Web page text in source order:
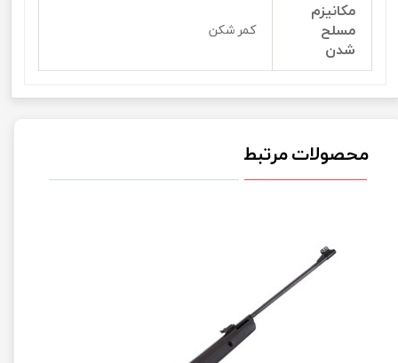
مکانیزم
مسلح
شدن
کمر شکن
محصولات مرتبط